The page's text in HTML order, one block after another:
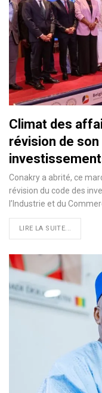
Climat des
révision de
Conakry a abrité, ce
révision du code des
l’Industrie et du
LIRE LA SUITE...